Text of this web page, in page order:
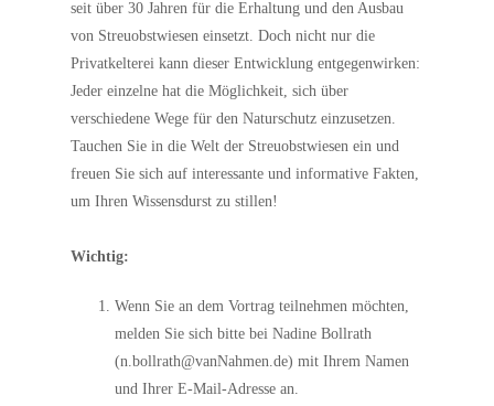
seit über 30 Jahren für die Erhaltung und den Ausbau
von Streuobstwiesen einsetzt. Doch nicht nur die
Privatkelterei kann dieser Entwicklung entgegenwirken:
Jeder einzelne hat die Möglichkeit, sich über
verschiedene Wege für den Naturschutz einzusetzen.
Tauchen Sie in die Welt der Streuobstwiesen ein und
freuen Sie sich auf interessante und informative Fakten,
um Ihren Wissensdurst zu stillen!
Wichtig:
Wenn Sie an dem Vortrag teilnehmen möchten,
melden Sie sich bitte bei Nadine Bollrath
(n.bollrath@vanNahmen.de) mit Ihrem Namen
und Ihrer E-Mail-Adresse an.